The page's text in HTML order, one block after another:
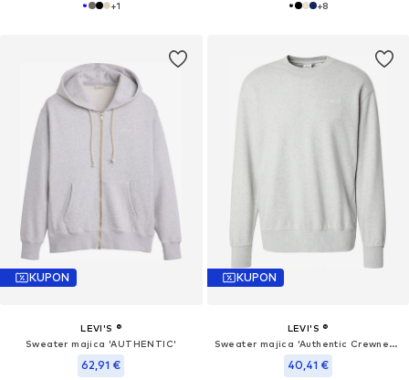
+1 +8
KUPON
LEVI'S ®
Sweater majica 'AUTHENTIC'
62,91 €
KUPON
LEVI'S ®
Sweater majica 'Authentic Crewneck Sweatshirt'
40,41 €